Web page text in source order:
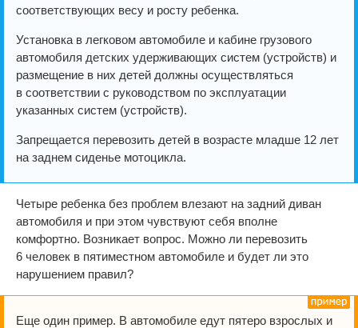
соответствующих весу и росту ребенка.
Установка в легковом автомобиле и кабине грузового
автомобиля детских удерживающих систем (устройств) и
размещение в них детей должны осуществляться
в соответствии с руководством по эксплуатации
указанных систем (устройств).
Запрещается перевозить детей в возрасте младше 12 лет
на заднем сиденье мотоцикла.
Четыре ребенка без проблем влезают на задний диван
автомобиля и при этом чувствуют себя вполне
комфортно. Возникает вопрос. Можно ли перевозить
6 человек в пятиместном автомобиле и будет ли это
нарушением правил?
Еще один пример. В автомобиле едут пятеро взрослых и